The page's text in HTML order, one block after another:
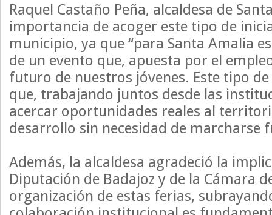
Raquel Castaño Peña, alcaldesa de
importancia de acoger este tipo de
municipio, ya que “para Santa Amalia
de un evento que, apuesta por el
futuro de nuestros jóvenes. Este tipo
que, trabajando juntos desde las
acercar oportunidades reales al
desarrollo sin necesidad de marcharse
Además, la alcaldesa agradeció la
Diputación de Badajoz y de la Cámara
organización de estas ferias,